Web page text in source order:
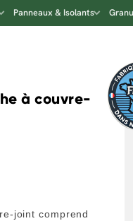
Panneaux & Isolants
à couvre-
joint comprend